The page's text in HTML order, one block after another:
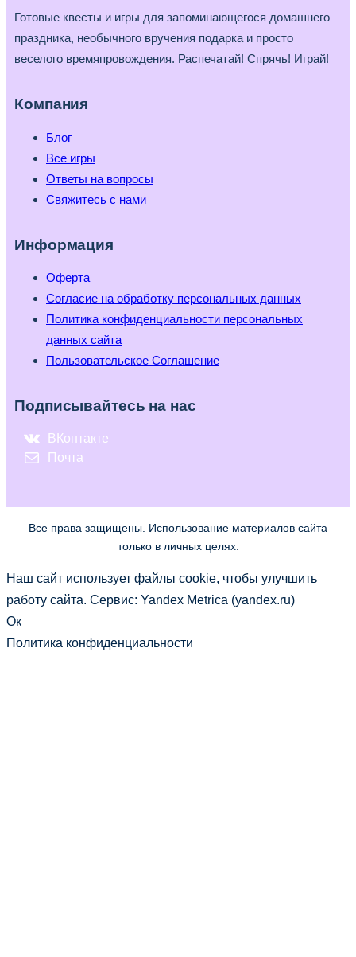
Готовые квесты и игры для запоминающегося домашнего
праздника, необычного вручения подарка и просто
веселого времяпровождения. Распечатай! Спрячь! Играй!
Компания
Блог
Все игры
Ответы на вопросы
Свяжитесь с нами
Информация
Оферта
Согласие на обработку персональных данных
Политика конфиденциальности персональных
данных сайта
Пользовательское Соглашение
Подписывайтесь на нас
ВКонтакте
Почта
Все права защищены. Использование материалов сайта
только в личных целях.
Наш сайт использует файлы cookie, чтобы улучшить
работу сайта. Сервис: Yandex Metrica (yandex.ru)
Ок
Политика конфиденциальности